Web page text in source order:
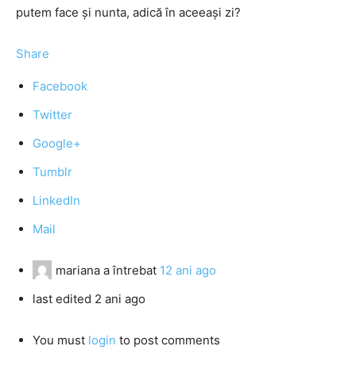
putem face și nunta, adică în aceeași zi?
Share
Facebook
Twitter
Google+
Tumblr
LinkedIn
Mail
mariana a întrebat 12 ani ago
last edited 2 ani ago
You must login to post comments